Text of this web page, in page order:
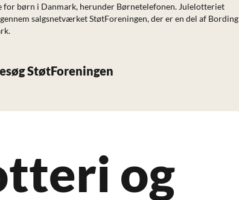
for børn i Danmark, herunder Børnetelefonen. Julelotteriet
salgsnetværket StøtForeningen, der er en del af Bording
StøtForeningen
og